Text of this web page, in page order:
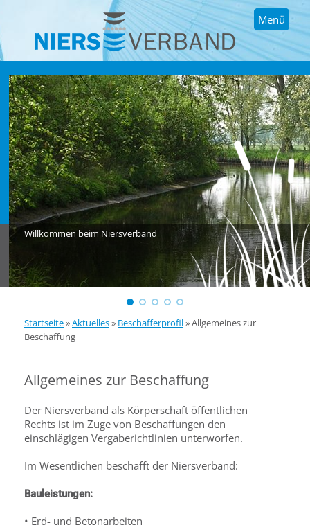
Menü
Willkommen beim Niersverband
Startseite»Aktuelles» Beschafferprofil»Allgemeines zur
Beschaffung
Allgemeines zur Beschaffung
Der Niersverband als Körperschaft öffentlichen
Rechts ist im Zuge von Beschaffungen den
einschlägigen Vergaberichtlinien unterworfen.
Im Wesentlichen beschafft der Niersverband:
Bauleistungen:
• Erd- und Betonarbeiten